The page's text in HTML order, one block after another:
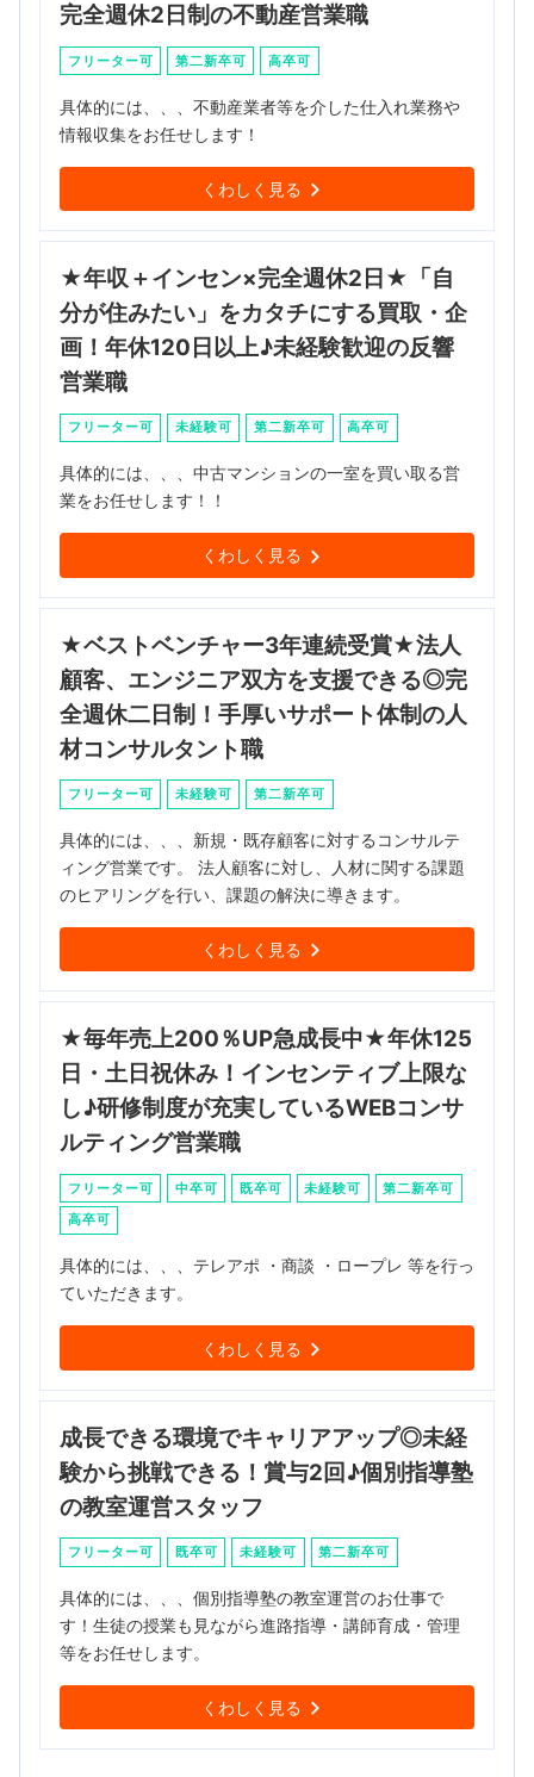
完全週休2日制の不動産営業職
フリーター可 第二新卒可 高卒可
具体的には、、、不動産業者等を介した仕入れ業務や
情報収集をお任せします！
くわしく見る
★年収＋インセン×完全週休2日★「自
分が住みたい」をカタチにする買取・企
画！年休120日以上♪未経験歓迎の反響
営業職
フリーター可 未経験可 第二新卒可 高卒可
具体的には、、、中古マンションの一室を買い取る営
業をお任せします！！
くわしく見る
★ベストベンチャー3年連続受賞★法人
顧客、エンジニア双方を支援できる◎完
全週休二日制！手厚いサポート体制の人
材コンサルタント職
フリーター可 未経験可 第二新卒可
具体的には、、、新規・既存顧客に対するコンサルテ
ィング営業です。 法人顧客に対し、人材に関する課題
のヒアリングを行い、課題の解決に導きます。
くわしく見る
★毎年売上200％UP急成長中★年休125
日・土日祝休み！インセンティブ上限な
し♪研修制度が充実しているWEBコンサ
ルティング営業職
フリーター可 中卒可 既卒可 未経験可
第二新卒可
高卒可
具体的には、、、テレアポ ・商談 ・ロープレ 等を行っ
ていただきます。
くわしく見る
成長できる環境でキャリアアップ◎未経
験から挑戦できる！賞与2回♪個別指導塾
の教室運営スタッフ
フリーター可 既卒可 未経験可 第二新卒可
具体的には、、、個別指導塾の教室運営のお仕事で
す！生徒の授業も見ながら進路指導・講師育成・管理
等をお任せします。
くわしく見る